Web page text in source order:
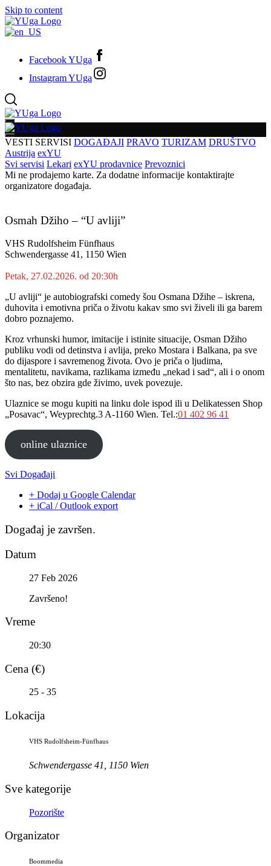
Skip to content
Facebook YUga
Instagram YUga
VESTI SERVISI DOGAĐAJI PRAVO TURIZAM DRUŠTVO
Austrija exYU
Svi servisi Lekari exYU prodavnice Prevoznici
Mi ne prodajemo karte. Za dodatne informacije kontaktirajte
organizatore događaja.
Osmah Džiho – “U avliji”
VHS Rudolfsheim Fünfhaus
Schwendergasse 41, 1150 Wien
Petak, 27.02.2026. od 20:30h
„U avliji“ je autobiografski comedy šou Osmana Džihe – iskrena,
duhovita i emotivna priča o životu kakav smo svi živeli ili ga barem
dobro poznajemo.
Kroz vrhunski humor, imitacije i istinite situacije, Osman Džiho
publiku vodi od detinstva i avlija, preko Mostara i Balkana, pa sve
do dijaspore i savremenog života. Ovo je priča o ljudima,
mentalitetu, navikama, razlikama između „nekad i sad“, ali i o onom
što nas, bez obzira gde živimo, uvek povezuje.
Ulaznice se mogu kupiti na linku dole ispod ili u Delikatessen Shop
„Posavac“, Weyprechtg.3 A-1160 Wien. Tel.:01 402 96 41
online ulaznice
Svi Događaji
+ Dodaj u Google Calendar
+ iCal / Outlook export
Događaj je završen.
Datum
27 Feb 2026
Završeno!
Vreme
20:30
Cena (€)
25 - 35
Lokacija
VHS Rudolfsheim-Fünfhaus
Schwendergasse 41, 1150 Wien
Sve kategorije
Pozorište
Organizator
Boommedia